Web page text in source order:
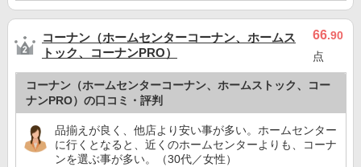
コーナン（ホームセンターコーナン、ホームス
トック、コーナンPRO）
66.90
点
コーナン（ホームセンターコーナン、ホームストック、コー
ナンPRO）の口コミ・評判
品揃えが良く、他店より安い事が多い。ホームセンター
に行くとなると、近くのホームセンターよりも、コーナ
ンを選ぶ事が多い。（30代／女性）